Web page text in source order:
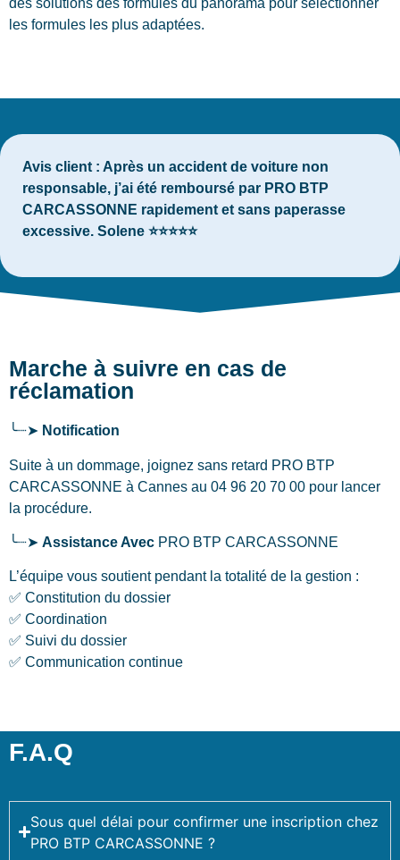
des solutions des formules du panorama pour sélectionner
les formules les plus adaptées.
Avis client : Après un accident de voiture non
responsable, j’ai été remboursé par PRO BTP
CARCASSONNE rapidement et sans paperasse
excessive. Solene ⭐⭐⭐⭐⭐
Marche à suivre en cas de
réclamation
╰┈➤ Notification
Suite à un dommage, joignez sans retard PRO BTP
CARCASSONNE à Cannes au 04 96 20 70 00 pour lancer
la procédure.
╰┈➤ Assistance Avec PRO BTP CARCASSONNE
L’équipe vous soutient pendant la totalité de la gestion :
✅ Constitution du dossier
✅ Coordination
✅ Suivi du dossier
✅ Communication continue
F.A.Q
Sous quel délai pour confirmer une inscription chez
PRO BTP CARCASSONNE ?